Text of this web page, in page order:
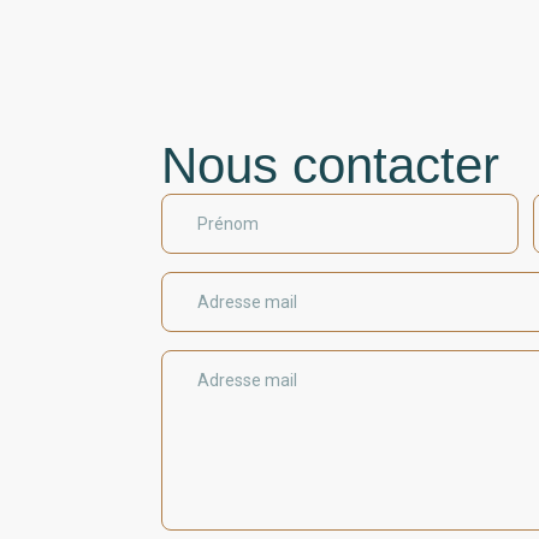
Nous contacter
Prénom
Adresse mail
Adresse mail